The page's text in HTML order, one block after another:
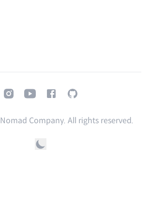
InstagramYoutubeFacebookGitHub
Nomad Company. All rights reserved.